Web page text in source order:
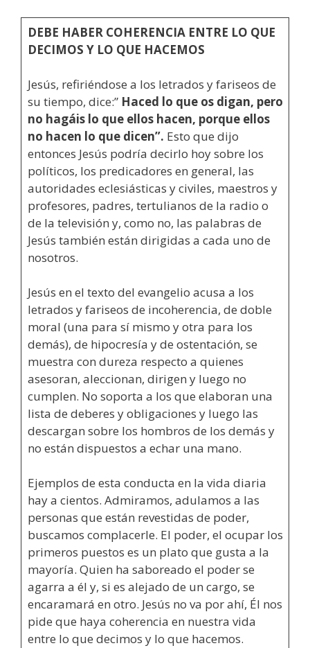
DEBE HABER COHERENCIA ENTRE LO QUE
DECIMOS Y LO QUE HACEMOS
Jesús, refiriéndose a los letrados y fariseos de
su tiempo, dice:”Haced lo que os digan, pero
no hagáis lo que ellos hacen, porque ellos
no hacen lo que dicen”. Esto que dijo
entonces Jesús podría decirlo hoy sobre los
políticos, los predicadores en general, las
autoridades eclesiásticas y civiles, maestros y
profesores, padres, tertulianos de la radio o
de la televisión y, como no, las palabras de
Jesús también están dirigidas a cada uno de
nosotros.
Jesús en el texto del evangelio acusa a los
letrados y fariseos de incoherencia, de doble
moral (una para sí mismo y otra para los
demás), de hipocresía y de ostentación, se
muestra con dureza respecto a quienes
asesoran, aleccionan, dirigen y luego no
cumplen. No soporta a los que elaboran una
lista de deberes y obligaciones y luego las
descargan sobre los hombros de los demás y
no están dispuestos a echar una mano.
Ejemplos de esta conducta en la vida diaria
hay a cientos. Admiramos, adulamos a las
personas que están revestidas de poder,
buscamos complacerle. El poder, el ocupar los
primeros puestos es un plato que gusta a la
mayoría. Quien ha saboreado el poder se
agarra a él y, si es alejado de un cargo, se
encaramará en otro. Jesús no va por ahí, Él nos
pide que haya coherencia en nuestra vida
entre lo que decimos y lo que hacemos.